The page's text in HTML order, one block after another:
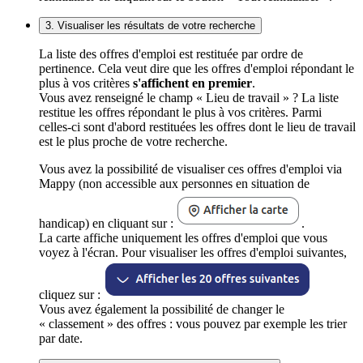
3. Visualiser les résultats de votre recherche
La liste des offres d'emploi est restituée par ordre de
pertinence. Cela veut dire que les offres d'emploi répondant le
plus à vos critères s'affichent en premier.
Vous avez renseigné le champ « Lieu de travail » ? La liste
restitue les offres répondant le plus à vos critères. Parmi
celles-ci sont d'abord restituées les offres dont le lieu de travail
est le plus proche de votre recherche.
Vous avez la possibilité de visualiser ces offres d'emploi via
Mappy (non accessible aux personnes en situation de
handicap) en cliquant sur :
.
La carte affiche uniquement les offres d'emploi que vous
voyez à l'écran. Pour visualiser les offres d'emploi suivantes,
cliquez sur :
Vous avez également la possibilité de changer le
« classement » des offres : vous pouvez par exemple les trier
par date.